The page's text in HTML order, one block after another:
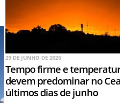
29 DE JUNHO DE 2026
Tempo firme e
devem predominar no
últimos dias de junho